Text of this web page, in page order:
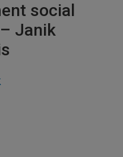
social
Janik